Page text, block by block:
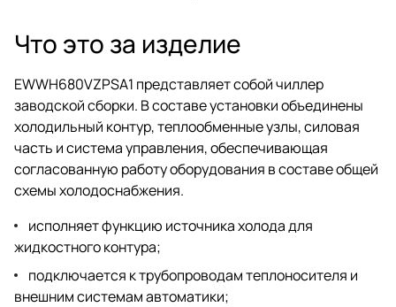
Что это за изделие
EWWH680VZPSA1 представляет собой чиллер
заводской сборки. В составе установки объединены
холодильный контур, теплообменные узлы, силовая
часть и система управления, обеспечивающая
согласованную работу оборудования в составе общей
схемы холодоснабжения.
исполняет функцию источника холода для
жидкостного контура;
подключается к трубопроводам теплоносителя и
внешним системам автоматики;